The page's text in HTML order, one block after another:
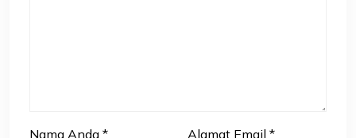
Nama Anda * Alamat Email *